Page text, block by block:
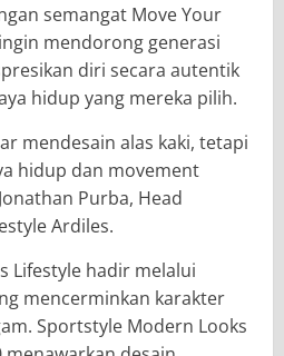
semangat Move Your
mendorong generasi
diri secara autentik
hidup yang mereka pilih.
mendesain alas kaki, tetapi
hidup dan movement
Purba, Head
Ardiles.
Lifestyle hadir melalui
mencerminkan karakter
Sportstyle Modern Looks